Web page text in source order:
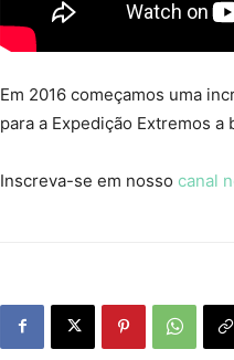
Em 2016 começamos uma
para a Expedição Extremos
Inscreva-se em nosso canal